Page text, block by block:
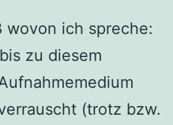
wovon ich spreche:
zu diesem
(trotz bzw.